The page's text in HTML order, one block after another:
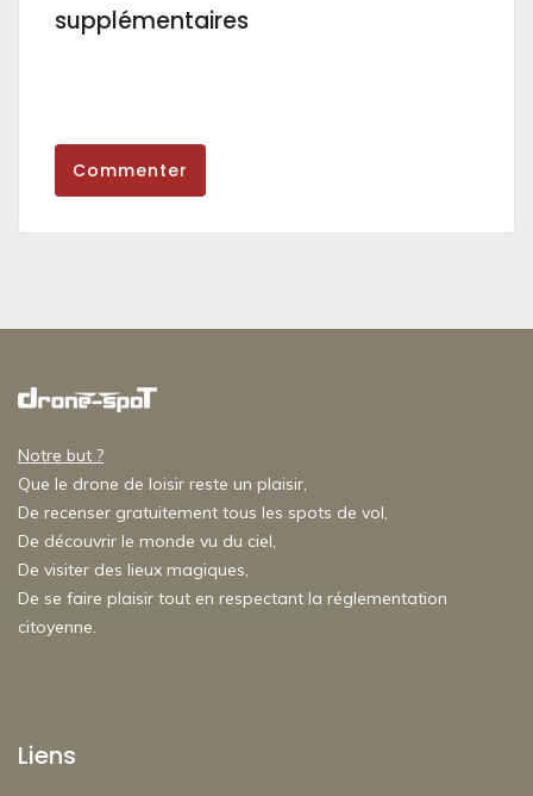
supplémentaires
Commenter
Notre but ?
Que le drone de loisir reste un plaisir,
De recenser gratuitement tous les spots de vol,
De découvrir le monde vu du ciel,
De visiter des lieux magiques,
De se faire plaisir tout en respectant la réglementation
citoyenne.
Liens